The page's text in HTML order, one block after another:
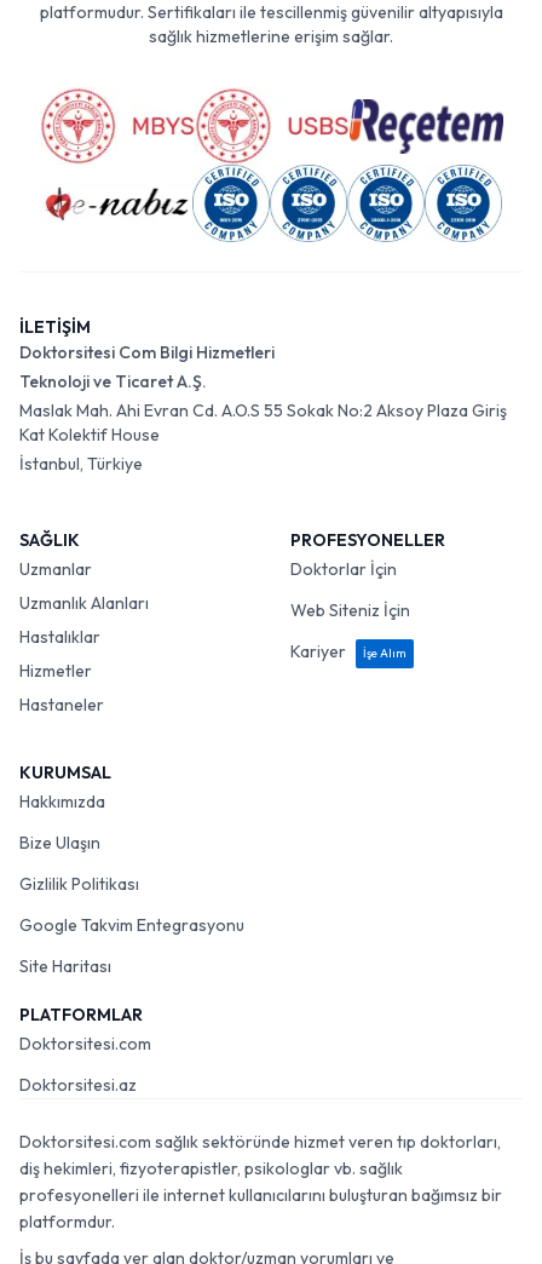
platformudur. Sertifikaları ile tescillenmiş güvenilir altyapısıyla
sağlık hizmetlerine erişim sağlar.
İLETİŞİM
Doktorsitesi Com Bilgi Hizmetleri
Teknoloji ve Ticaret A.Ş.
Maslak Mah. Ahi Evran Cd. A.O.S 55 Sokak No:2 Aksoy Plaza Giriş
Kat Kolektif House
İstanbul, Türkiye
SAĞLIK
Uzmanlar
Uzmanlık Alanları
Hastalıklar
Hizmetler
Hastaneler
PROFESYONELLER
Doktorlar İçin
Web Siteniz İçin
Kariyer
İşe Alım
KURUMSAL
Hakkımızda
Bize Ulaşın
Gizlilik Politikası
Google Takvim Entegrasyonu
Site Haritası
PLATFORMLAR
Doktorsitesi.com
Doktorsitesi.az
Doktorsitesi.com sağlık sektöründe hizmet veren tıp doktorları,
diş hekimleri, fizyoterapistler, psikologlar vb. sağlık
profesyonelleri ile internet kullanıcılarını buluşturan bağımsız bir
platformdur.
İş bu sayfada yer alan doktor/uzman yorumları ve